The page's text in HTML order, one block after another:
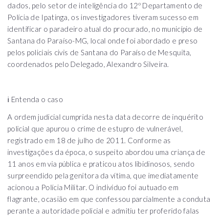
dados, pelo setor de inteligência do 12º Departamento de
Polícia de Ipatinga, os investigadores tiveram sucesso em
identificar o paradeiro atual do procurado, no município de
Santana do Paraíso-MG, local onde foi abordado e preso
pelos policiais civis de Santana do Paraíso de Mesquita,
coordenados pelo Delegado, Alexandro Silveira.
ℹ️ Entenda o caso
A ordem judicial cumprida nesta data decorre de inquérito
policial que apurou o crime de estupro de vulnerável,
registrado em 18 de julho de 2011. Conforme as
investigações da época, o suspeito abordou uma criança de
11 anos em via pública e praticou atos libidinosos, sendo
surpreendido pela genitora da vítima, que imediatamente
acionou a Polícia Militar. O indivíduo foi autuado em
flagrante, ocasião em que confessou parcialmente a conduta
perante a autoridade policial e admitiu ter proferido falas